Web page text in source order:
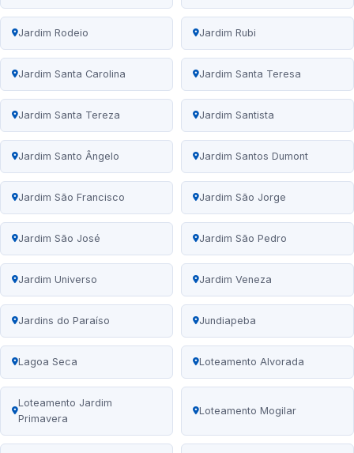
Jardim Rodeio Jardim Rubi
Jardim Santa Carolina Jardim Santa Teresa
Jardim Santa Tereza Jardim Santista
Jardim Santo Ângelo Jardim Santos Dumont
Jardim São Francisco Jardim São Jorge
Jardim São José Jardim São Pedro
Jardim Universo Jardim Veneza
Jardins do Paraíso Jundiapeba
Lagoa Seca Loteamento Alvorada
Loteamento Jardim
Primavera
Loteamento Mogilar